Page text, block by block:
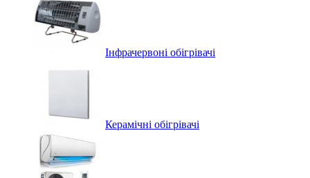
Інфрачервоні обігрівачі
Керамічні обігрівачі